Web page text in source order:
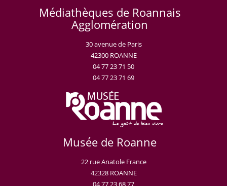
Médiathèques de Roannais
Agglomération
30 avenue de Paris
42300 ROANNE
04 77 23 71 50
04 77 23 71 69
Musée de Roanne
22 rue Anatole France
42328 ROANNE
04 77 23 68 77